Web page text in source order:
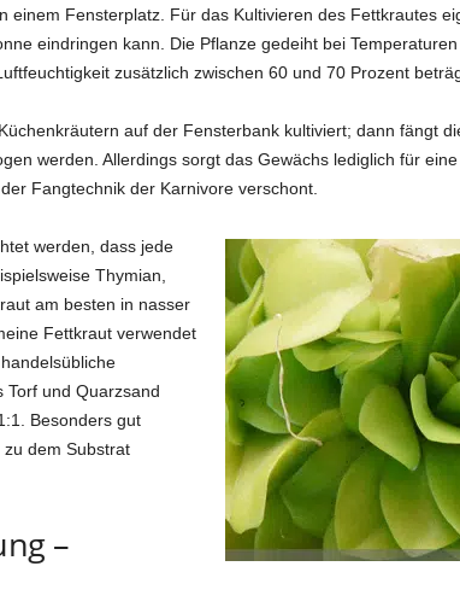
einem Fensterplatz. Für das Kultivieren des Fettkrautes
eindringen kann. Die Pflanze gedeiht bei
zusätzlich zwischen 60 und 70 Prozent
auf der Fensterbank kultiviert; dann fängt
werden. Allerdings sorgt das Gewächs lediglich für
Fangtechnik der Karnivore verschont.
werden, dass jede
Thymian,
am besten in nasser
Fettkraut verwendet
Torf und Quarzsand
Besonders gut
dem Substrat
–